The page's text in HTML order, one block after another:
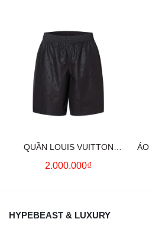
QUẦN LOUIS VUITTON
MONOGRAM MOIRE
2.000.000₫
HYPEBEAST & LUXURY